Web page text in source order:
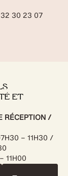
30 23 07
ET
RÉCEPTION /
– 11H30 /
11H00